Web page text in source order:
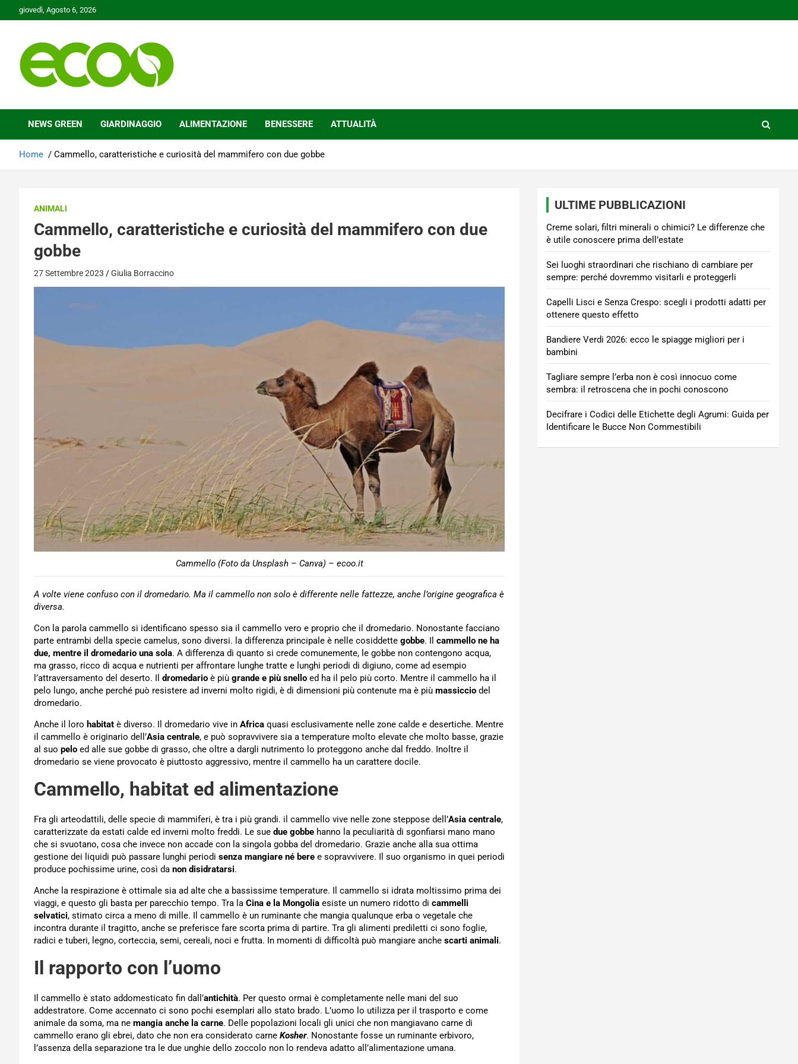
to
giovedì, Agosto 6, 2026
Ecoo.it
NEWS GREEN GIARDINAGGIO ALIMENTAZIONE BENESSERE ATTUALITÀ
Home Cammello, caratteristiche e curiosità del mammifero con due gobbe
ANIMALI
Cammello, caratteristiche e curiosità del mammifero con due
gobbe
27 Settembre 2023 Giulia Borraccino
Cammello (Foto da Unsplash – Canva) – ecoo.it
A volte viene confuso con il dromedario. Ma il cammello non solo è differente nelle fattezze, anche l’origine geografica è
diversa.
Con la parola cammello si identificano spesso sia il cammello vero e proprio che il dromedario. Nonostante facciano
parte entrambi della specie camelus, sono diversi. la differenza principale è nelle cosiddette gobbe. Il cammello ne ha
due, mentre il dromedario una sola. A differenza di quanto si crede comunemente, le gobbe non contengono acqua,
ma grasso, ricco di acqua e nutrienti per affrontare lunghe tratte e lunghi periodi di digiuno, come ad esempio
l’attraversamento del deserto. Il dromedario è più grande e più snello ed ha il pelo più corto. Mentre il cammello ha il
pelo lungo, anche perché può resistere ad inverni molto rigidi, è di dimensioni più contenute ma è più massiccio del
dromedario.
Anche il loro habitat è diverso. Il dromedario vive in Africa quasi esclusivamente nelle zone calde e desertiche. Mentre
il cammello è originario dell’Asia centrale, e può sopravvivere sia a temperature molto elevate che molto basse, grazie
al suo pelo ed alle sue gobbe di grasso, che oltre a dargli nutrimento lo proteggono anche dal freddo. Inoltre il
dromedario se viene provocato è piuttosto aggressivo, mentre il cammello ha un carattere docile.
Cammello, habitat ed alimentazione
Fra gli arteodattili, delle specie di mammiferi, è tra i più grandi. il cammello vive nelle zone steppose dell’Asia centrale,
caratterizzate da estati calde ed inverni molto freddi. Le sue due gobbe hanno la peculiarità di sgonfiarsi mano mano
che si svuotano, cosa che invece non accade con la singola gobba del dromedario. Grazie anche alla sua ottima
gestione dei liquidi può passare lunghi periodi senza mangiare né bere e sopravvivere. Il suo organismo in quei periodi
produce pochissime urine, così da non disidratarsi.
Anche la respirazione è ottimale sia ad alte che a bassissime temperature. Il cammello si idrata moltissimo prima dei
viaggi, e questo gli basta per parecchio tempo. Tra la Cina e la Mongolia esiste un numero ridotto di cammelli
selvatici, stimato circa a meno di mille. Il cammello è un ruminante che mangia qualunque erba o vegetale che
incontra durante il tragitto, anche se preferisce fare scorta prima di partire. Tra gli alimenti prediletti ci sono foglie,
radici e tuberi, legno, corteccia, semi, cereali, noci e frutta. In momenti di difficoltà può mangiare anche scarti animali.
Il rapporto con l’uomo
Il cammello è stato addomesticato fin dall’antichità. Per questo ormai è completamente nelle mani del suo
addestratore. Come accennato ci sono pochi esemplari allo stato brado. L’uomo lo utilizza per il trasporto e come
animale da soma, ma ne mangia anche la carne. Delle popolazioni locali gli unici che non mangiavano carne di
cammello erano gli ebrei, dato che non era considerato carne Kosher. Nonostante fosse un ruminante erbivoro,
l’assenza della separazione tra le due unghie dello zoccolo non lo rendeva adatto all’alimentazione umana.
ULTIME PUBBLICAZIONI
Creme solari, filtri minerali o chimici? Le differenze che
è utile conoscere prima dell’estate
Sei luoghi straordinari che rischiano di cambiare per
sempre: perché dovremmo visitarli e proteggerli
Capelli Lisci e Senza Crespo: scegli i prodotti adatti per
ottenere questo effetto
Bandiere Verdi 2026: ecco le spiagge migliori per i
bambini
Tagliare sempre l’erba non è così innocuo come
sembra: il retroscena che in pochi conoscono
Decifrare i Codici delle Etichette degli Agrumi: Guida per
Identificare le Bucce Non Commestibili